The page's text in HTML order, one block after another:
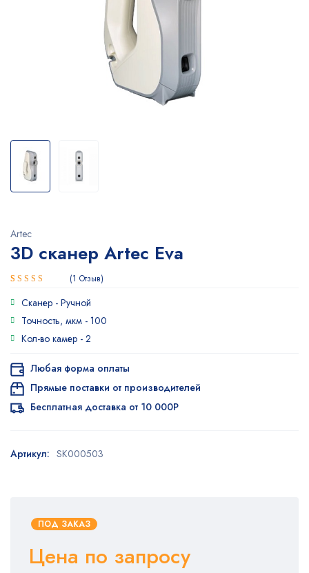
Artec
3D сканер Artec Eva
5.00из 5
на основе
пользователя
1 Отзыв
Сканер - Ручной
Точность, мкм - 100
Кол-во камер - 2
ПОД ЗАКАЗ
Цена по запросу
Любая форма оплаты
Прямые поставки от производителей
Бесплатная доставка от 10 000Р
Артикул: SK000503